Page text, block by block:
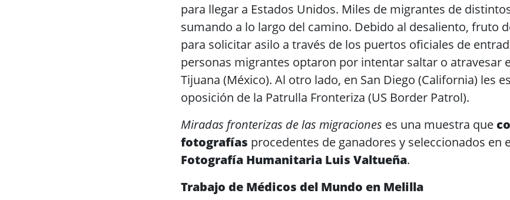
para llegar a Estados Unidos. Miles de migrantes de
sumando a lo largo del camino. Debido al desaliento, fruto
para solicitar asilo a través de los puertos oficiales de
personas migrantes optaron por intentar saltar o atravesar
Tijuana (México). Al otro lado, en San Diego (California) les
oposición de la Patrulla Fronteriza (US Border Patrol).
Miradas fronterizas de las migraciones es una muestra que
fotografías procedentes de ganadores y seleccionados en
Fotografía Humanitaria Luis Valtueña.
Trabajo de Médicos del Mundo en Melilla